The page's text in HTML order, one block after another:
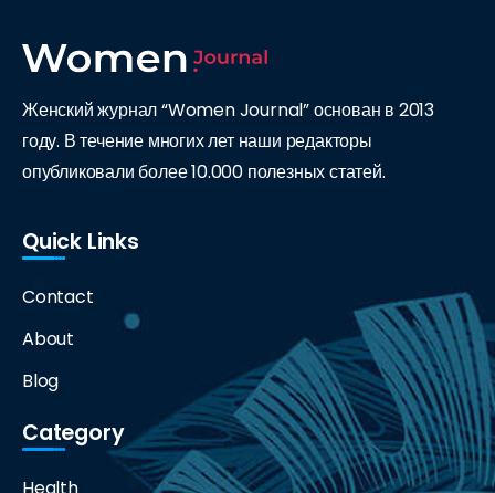
Женский журнал “Women Journal” основан в 2013
году. В течение многих лет наши редакторы
опубликовали более 10.000 полезных статей.
Quick Links
Contact
About
Blog
Category